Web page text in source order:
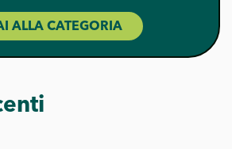
ALLA CATEGORIA